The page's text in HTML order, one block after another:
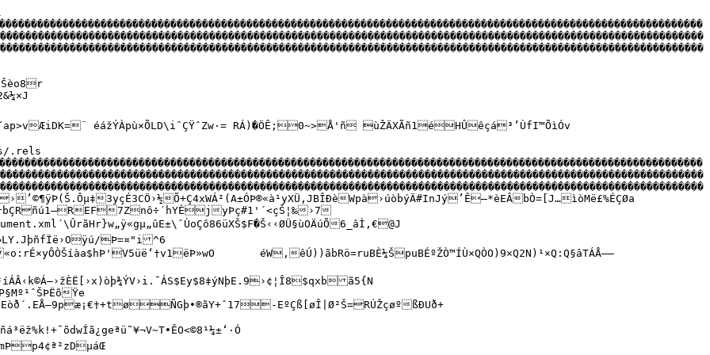
R­	çŒß•9Â›9#Û-æà€@a